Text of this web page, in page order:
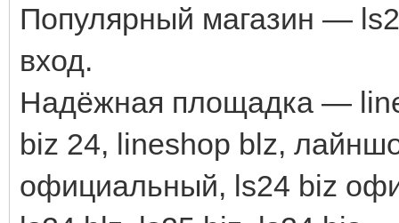
Популярный магазин —
вход.
Надёжная площадка —
biz 24, lineshop blz,
официальный, ls24 biz